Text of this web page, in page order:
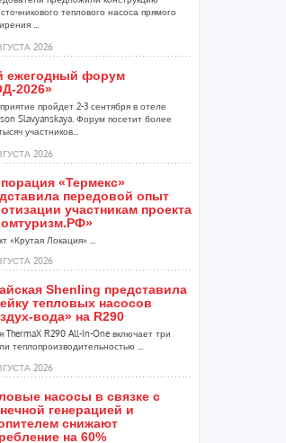
теплового насоса прямого
...
2026
ежегодный форум
2026»
пройдет 2-3 сентября в отеле
Slavyanskaya. Форум посетит более
участников...
2026
«Термекс»
передовой опыт
участникам проекта
«Крутая Локация» ...
2026
Shenling представила
тепловых насосов
вода» на R290
ThermaX R290 All-In-One включает три
теплопроизводительностью ...
2026
насосы в связке с
генерацией и
снижают
на 60%